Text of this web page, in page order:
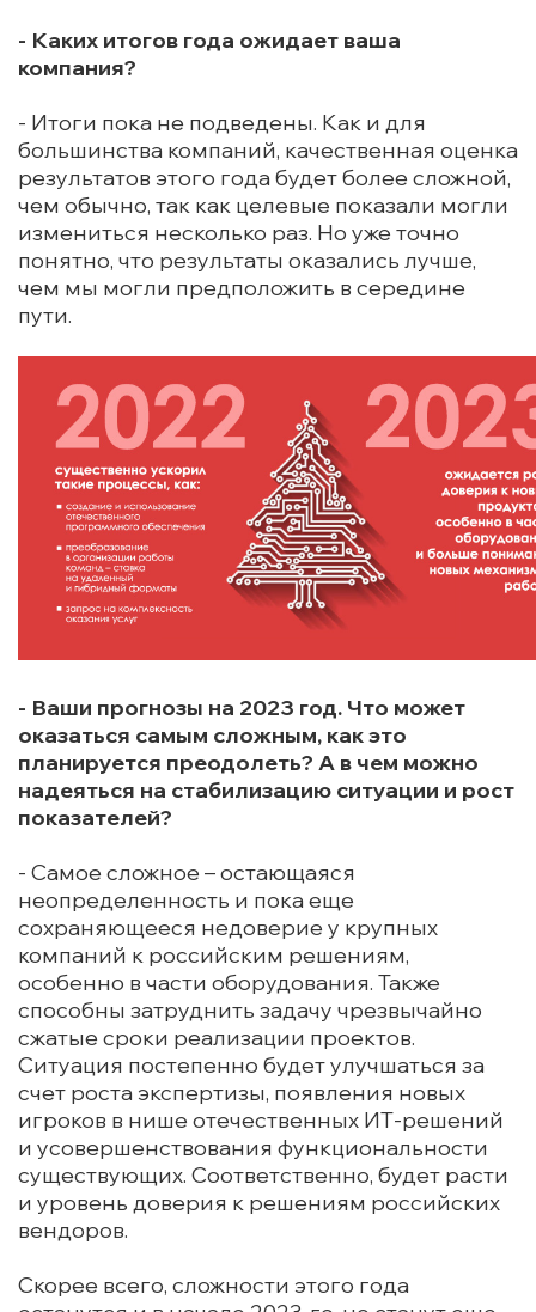
- Каких итогов года ожидает ваша
компания?
- Итоги пока не подведены. Как и для
большинства компаний, качественная оценка
результатов этого года будет более сложной,
чем обычно, так как целевые показали могли
измениться несколько раз. Но уже точно
понятно, что результаты оказались лучше,
чем мы могли предположить в середине
пути.
- Ваши прогнозы на 2023 год. Что может
оказаться самым сложным, как это
планируется преодолеть? А в чем можно
надеяться на стабилизацию ситуации и рост
показателей?
- Самое сложное – остающаяся
неопределенность и пока еще
сохраняющееся недоверие у крупных
компаний к российским решениям,
особенно в части оборудования. Также
способны затруднить задачу чрезвычайно
сжатые сроки реализации проектов.
Ситуация постепенно будет улучшаться за
счет роста экспертизы, появления новых
игроков в нише отечественных ИТ-решений
и усовершенствования функциональности
существующих. Соответственно, будет расти
и уровень доверия к решениям российских
вендоров.
Скорее всего, сложности этого года